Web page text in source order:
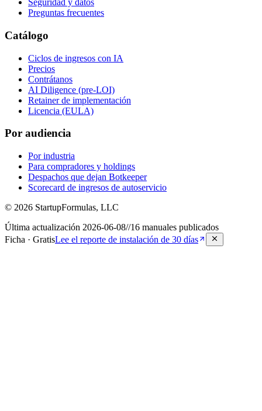
Seguridad y datos
Preguntas frecuentes
Catálogo
Ciclos de ingresos con IA
Precios
Contrátanos
AI Diligence (pre-LOI)
Retainer de implementación
Licencia (EULA)
Por audiencia
Por industria
Para compradores y holdings
Despachos que dejan Botkeeper
Scorecard de ingresos de autoservicio
© 2026 StartupFormulas, LLC
Última actualización 2026-06-08//16 manuales publicados
Ficha · GratisLee el reporte de instalación de 30 días